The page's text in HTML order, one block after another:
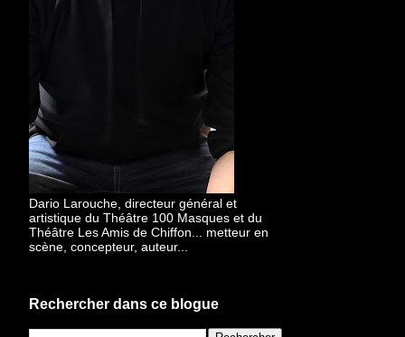
Dario Larouche, directeur général et
artistique du Théâtre 100 Masques et du
Théâtre Les Amis de Chiffon... metteur en
scène, concepteur, auteur...
Rechercher dans ce blogue